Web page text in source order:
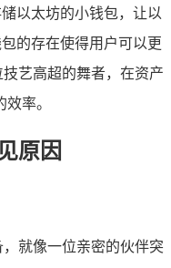
以太坊的小钱包，让以
的存在使得用户可以更
艺高超的舞者，在资产
率。
原因
就像一位亲密的伙伴突